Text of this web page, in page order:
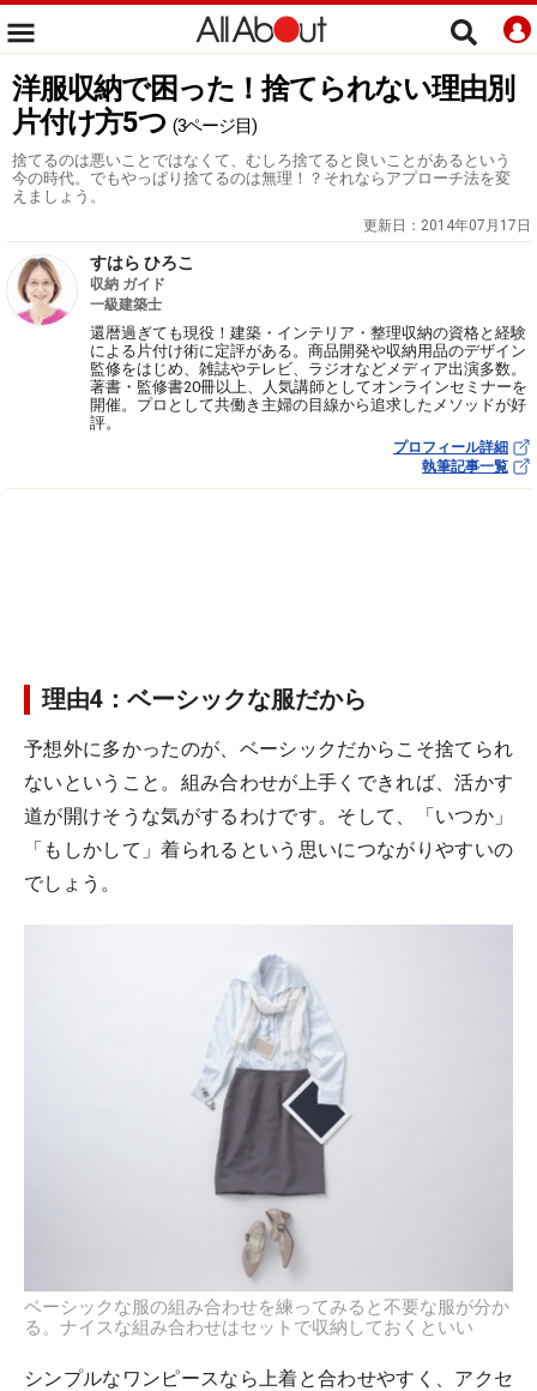
洋服収納で困った！捨てられない理由別
片付け方5つ (3ページ目)
捨てるのは悪いことではなくて、むしろ捨てると良いことがあるという
今の時代。でもやっぱり捨てるのは無理！？それならアプローチ法を変
えましょう。
更新日： 2014年07月17日
すはら ひろこ
収納 ガイド
一級建築士
還暦過ぎても現役！建築・インテリア・整理収納の資格と経験
による片付け術に定評がある。商品開発や収納用品のデザイン
監修をはじめ、雑誌やテレビ、ラジオなどメディア出演多数。
著書・監修書20冊以上、人気講師としてオンラインセミナーを
開催。プロとして共働き主婦の目線から追求したメソッドが好
評。
プロフィール詳細
執筆記事一覧
理由4：ベーシックな服だから
予想外に多かったのが、ベーシックだからこそ捨てられ
ないということ。組み合わせが上手くできれば、活かす
道が開けそうな気がするわけです。そして、「いつか」
「もしかして」着られるという思いにつながりやすいの
でしょう。
ベーシックな服の組み合わせを練ってみると不要な服が分か
る。ナイスな組み合わせはセットで収納しておくといい
シンプルなワンピースなら上着と合わせやすく、アクセ